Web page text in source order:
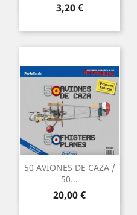
Preu
3,20 €
50 AVIONES DE CAZA /
50...
Preu
20,00 €